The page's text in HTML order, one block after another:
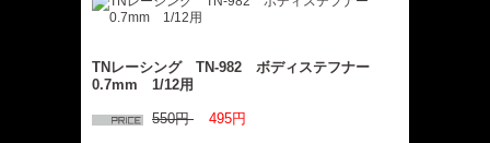
TNレーシング TN-982 ボディステフナー
0.7mm 1/12用
550円 495円